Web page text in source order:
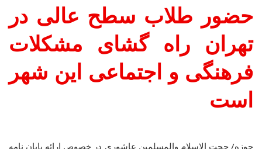
حضور طلاب سطح عالی در
تهران راه گشای مشکلات
فرهنگی و اجتماعی این شهر
است
حوزه/ حجت الاسلام والمسلمین عاشوری در خصوص ارائه پایان نامه